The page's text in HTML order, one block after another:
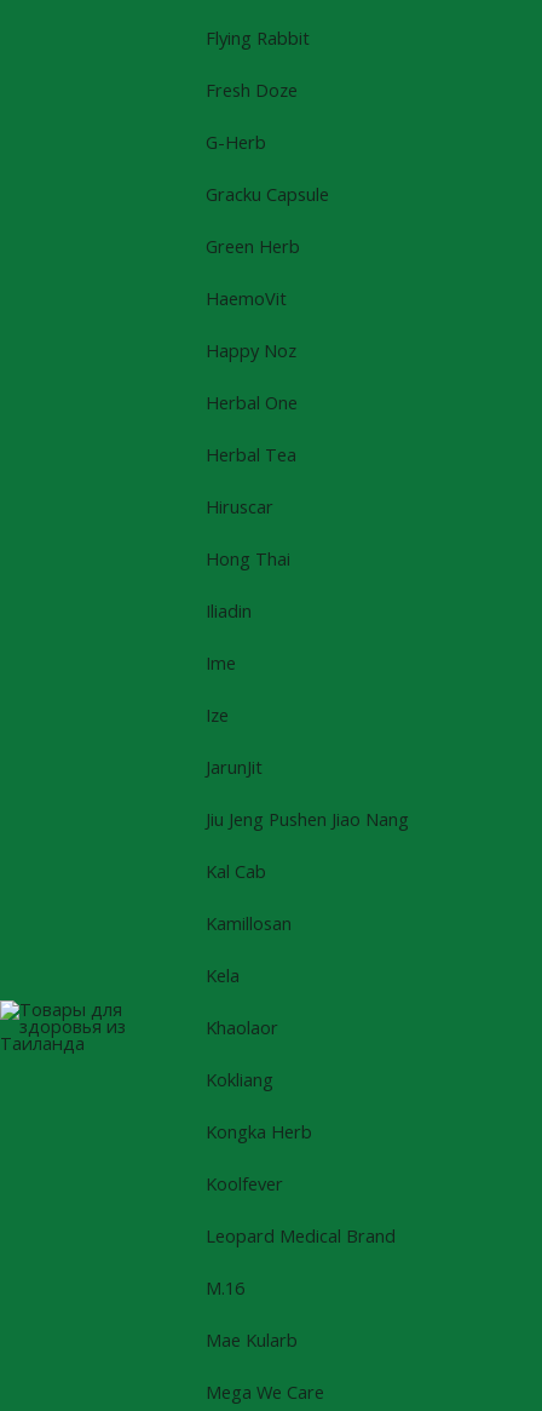
Flying Rabbit
Fresh Doze
G-Herb
Gracku Capsule
Green Herb
HaemoVit
Happy Noz
Herbal One
Herbal Tea
Hiruscar
Hong Thai
Iliadin
Ime
Ize
JarunJit
Jiu Jeng Pushen Jiao Nang
Kal Cab
Kamillosan
Kela
Khaolaor
Kokliang
Kongka Herb
Koolfever
Leopard Medical Brand
M.16
Mae Kularb
Mega We Care